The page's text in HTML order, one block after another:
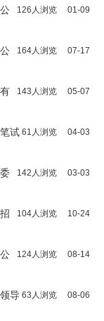
01-09
126人浏览
07-17
164人浏览
05-07
143人浏览
04-03
61人浏览
试
03-03
142人浏览
10-24
104人浏览
08-14
124人浏览
08-06
63人浏览
导